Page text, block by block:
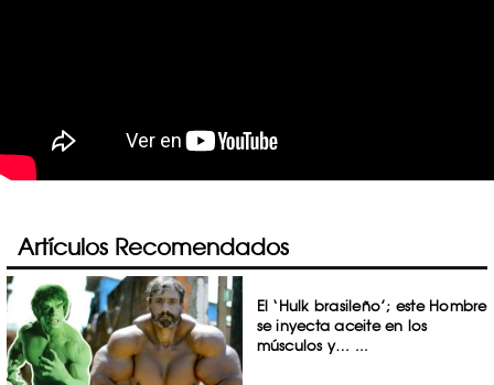
Artículos Recomendados
El ‘Hulk brasileño’; este Hombre
se inyecta aceite en los
músculos y… ...